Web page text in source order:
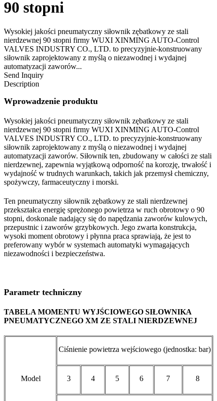
90 stopni
Wysokiej jakości pneumatyczny siłownik zębatkowy ze stali
nierdzewnej 90 stopni firmy WUXI XINMING AUTO-Control
VALVES INDUSTRY CO., LTD. to precyzyjnie-konstruowany
siłownik zaprojektowany z myślą o niezawodnej i wydajnej
automatyzacji zaworów...
Send Inquiry
Description
Wprowadzenie produktu
Wysokiej jakości pneumatyczny siłownik zębatkowy ze stali
nierdzewnej 90 stopni firmy WUXI XINMING AUTO-Control
VALVES INDUSTRY CO., LTD. to precyzyjnie-konstruowany
siłownik zaprojektowany z myślą o niezawodnej i wydajnej
automatyzacji zaworów. Siłownik ten, zbudowany w całości ze stali
nierdzewnej, zapewnia wyjątkową odporność na korozję, trwałość i
wydajność w trudnych warunkach, takich jak przemysł chemiczny,
spożywczy, farmaceutyczny i morski.
Ten pneumatyczny siłownik zębatkowy ze stali nierdzewnej
przekształca energię sprężonego powietrza w ruch obrotowy o 90
stopni, doskonale nadający się do napędzania zaworów kulowych,
przepustnic i zaworów grzybkowych. Jego zwarta konstrukcja,
wysoki moment obrotowy i płynna praca sprawiają, że jest to
preferowany wybór w systemach automatyki wymagających
niezawodności i bezpieczeństwa.
Parametr techniczny
TABELA MOMENTU WYJŚCIOWEGO SIŁOWNIKA
PNEUMATYCZNEGO XM ZE STALI NIERDZEWNEJ
Model
Ciśnienie powietrza wejściowego (jednostka: bar)
3 4 5 6 7 8